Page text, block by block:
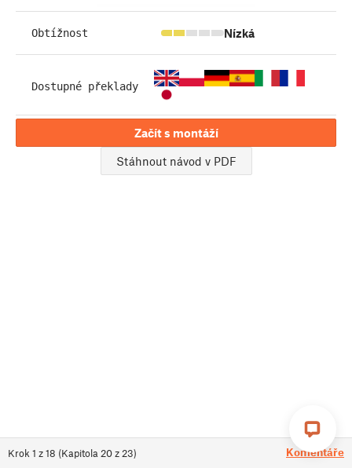
Krok 1 z18 (Kapitola 20z 23) Komentáře
Obtížnost Nízká
Dostupné překlady
Začít s montáží
Stáhnout návod v PDF